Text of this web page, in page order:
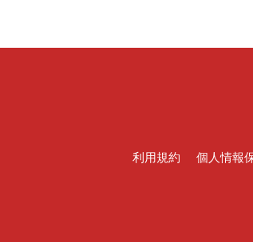
利用規約 個人情報